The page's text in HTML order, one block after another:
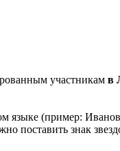
участникам в
языке (пример:
поставить знак